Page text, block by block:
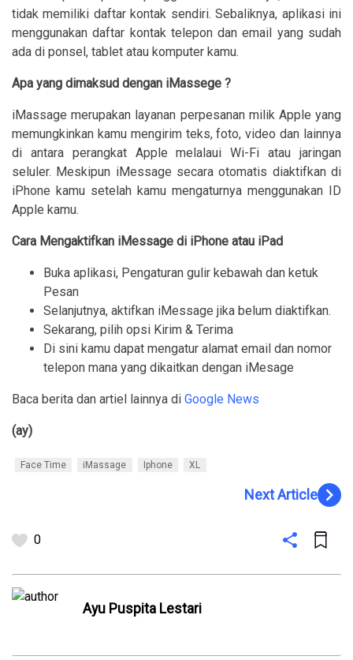
tidak memiliki daftar kontak sendiri. Sebaliknya, aplikasi ini
menggunakan daftar kontak telepon dan email yang sudah
ada di ponsel, tablet atau komputer kamu.
Apa yang dimaksud dengan iMassege ?
iMassage merupakan layanan perpesanan milik Apple yang
memungkinkan kamu mengirim teks, foto, video dan lainnya
di antara perangkat Apple melalaui Wi-Fi atau jaringan
seluler. Meskipun iMessage secara otomatis diaktifkan di
iPhone kamu setelah kamu mengaturnya menggunakan ID
Apple kamu.
Cara Mengaktifkan iMessage di iPhone atau iPad
Buka aplikasi, Pengaturan gulir kebawah dan ketuk
Pesan
Selanjutnya, aktifkan iMessage jika belum diaktifkan.
Sekarang, pilih opsi Kirim & Terima
Di sini kamu dapat mengatur alamat email dan nomor
telepon mana yang dikaitkan dengan iMesage
Baca berita dan artiel lainnya di Google News
(ay)
Face Time iMassage Iphone XL
Next Articlenavigate_next
0
Ayu Puspita Lestari